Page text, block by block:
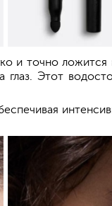
и точно
глаз. Этот